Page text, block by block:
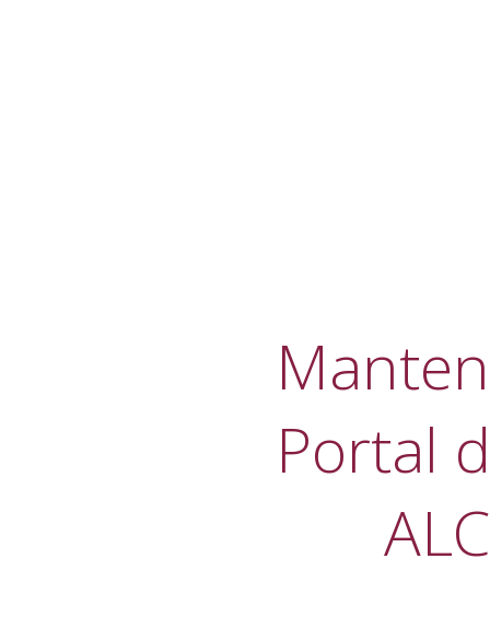
Portal